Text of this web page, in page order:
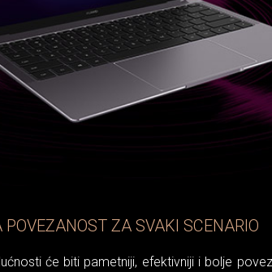
ZA SVAKI SCENARIO
će biti pametniji, efektivniji i bolje